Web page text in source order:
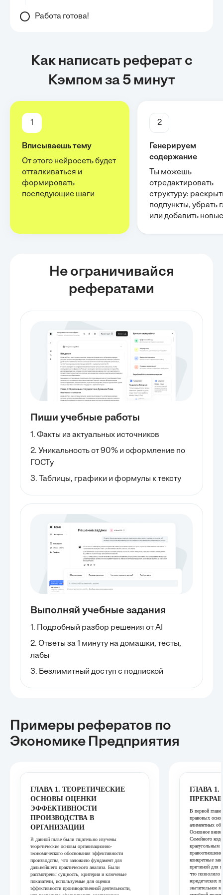
Работа готова!
Как написать реферат с
Кэмпом за 5 минут
1
Вписываешь тему
От этого нейросеть будет
отталкиваться и
формировать
последующие шаги
2
Генерируем
содержание
Ты можешь
отредактировать
структуру:
подпункты, убрать
или добавить новые
Не ограничивайся
рефератами
Пиши учебные работы
1. Факты из актуальных источников
2. Уникальность от 90% и оформление по
ГОСТу
3. Таблицы, графики и формулы к тексту
Выполняй учебные задания
1. Подробный разбор решения от AI
2. Ответы за 1 минуту на домашки, тесты,
лабы
3. Безлимитный доступ с подпиской
Примеры рефератов по
Экономике Предприятия
ГЛАВА 1. ТЕОРЕТИЧЕСКИЕ
ОСНОВЫ ОЦЕНКИ
ЭФФЕКТИВНОСТИ
ПРОИЗВОДСТВА В
ОРГАНИЗАЦИИ
В данной главе были тщательно изучены
теоретические основы организационно-
экономического обоснования эффективности
производства, что заложило фундамент для
дальнейшего практического анализа. Были
рассмотрены сущность, критерии и ключевые
показатели, используемые для оценки
эффективности производственной деятельности,
ГЛАВА
В первой главе
правовых
алиментных
Основное
Семейного
краеугольным
конкретные
причиной для
что позволило
юридических
значительное